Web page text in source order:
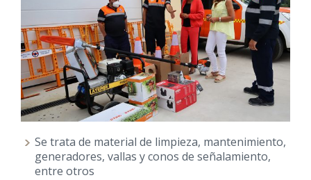
Se trata de material de limpieza, mantenimiento,
generadores, vallas y conos de señalamiento,
entre otros